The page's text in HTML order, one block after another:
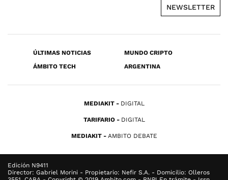
NEWSLETTER
ÚLTIMAS NOTICIAS
MUNDO CRIPTO
ÁMBITO TECH
ARGENTINA
MEDIAKIT DIGITAL
TARIFARIO DIGITAL
MEDIAKIT AMBITO DEBATE
Edición N9411
Director: Gabriel Morini - Propietario: Nefir S.A. - Domicilio: Olleros